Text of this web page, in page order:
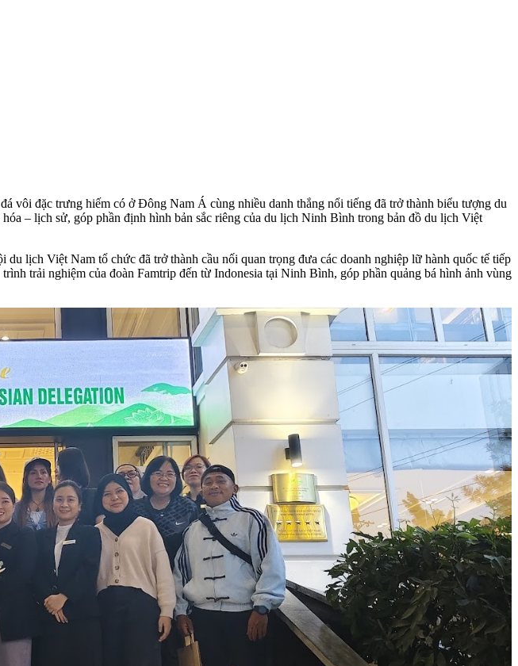
vôi đặc trưng hiếm có ở Đông Nam Á cùng nhiều danh thắng nổi tiếng đã trở thành biểu tượng du
– lịch sử, góp phần định hình bản sắc riêng của du lịch Ninh Bình trong bản đồ du lịch Việt
lịch Việt Nam tổ chức đã trở thành cầu nối quan trọng đưa các doanh nghiệp lữ hành quốc tế tiếp
trải nghiệm của đoàn Famtrip đến từ Indonesia tại Ninh Bình, góp phần quảng bá hình ảnh vùng